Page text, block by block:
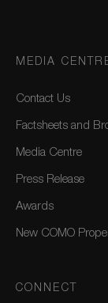
MEDIA
Contact Us
Factsheets and
Media Centre
Press Release
Awards
New COMO
CONNECT